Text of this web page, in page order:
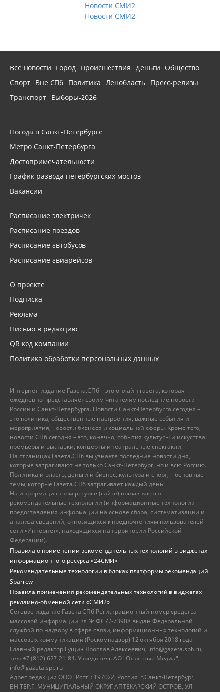
Новости СМИ2
Новости СМИ2
Все новости Город Происшествия Деньги
Общество
Спорт Вне СПб Политика Ленобласть Пресс-релизы
Транспорт Выборы-2026
Погода в Санкт-Петербурге
Метро Санкт-Петербурга
Достопримечательности
График развода петербургских мостов
Вакансии
Расписание электричек
Расписание поездов
Расписание автобусов
Расписание авиарейсов
О проекте
Подписка
Реклама
Письмо в редакцию
QR код компании
Политика обработки персональных данных
Интернет-издание Газета.СПб – это онлайн-газета, которая
ежедневно представляет своим читателям последние новости
России и Санкт-Петербурга. Новости Санкт-Петербурга сегодня –
это политика, общественные настроения, важные события и
мероприятия, новости бизнеса и социальной сферы. Кроме того,
новости СПб сегодня – это, конечно, события культуры и искусства:
премьеры и выставки, концерты и театральные спектакли.
На страницах Газета.СПб вы узнаете последние новости дня,
которые затрагивают не только Санкт-Петербург, но и всю Россию.
Политика и власть, деньги и бизнес, культура и спорт, – основные
темы, которые Газета.СПб затрагивает каждый день!
На информационном ресурсе (сайте) применяются
рекомендательные технологии (информационные технологии
предоставления информации на основе сбора, систематизации и
анализа сведений, относящихся к предпочтениям пользователей
сети «Интернет», находящихся на территории Российской
Федерации).
Правила о применении рекомендательных технологий в виджетах
информационного ресурса «24СМИ»
Рекомендательные технологии в блоках платформы рекомендаций
Sparrow
Правила применения рекомендательных технологий в виджетах
рекламно-обменной сети «СМИ2»
Сетевое издание Газета.СПб Регистрационный номер средства
массовой информации Эл № ФС77-73908 выдан Федеральной
службой по надзору в сфере связи, информационных технологий и
массовых коммуникаций (Роскомнадзор) 12 октября 2018 года.
Главный редактор Гущин Ярослав Алексеевич, info@gazeta.spb.ru,
тел: +7 (812) 627-21-84. Учредитель АО "Открытые Медиа",
info@gazeta.spb.ru
Адрес редакции ООО "Рост": 197022, Россия, г.Санкт-Петербург,
ВН.ТЕР.Г. МУНИЦИПАЛЬНЫЙ ОКРУГ АПТЕКАРСКИЙ ОСТРОВ, УЛ